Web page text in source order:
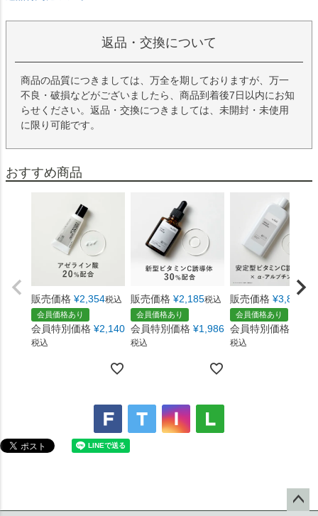
商品の品質につきましては、万全を期しておりますが、万一
に限り可能です。
おすすめ商品
販売価格 2,354
会員価格あり
会員特別価格 ¥2,140
税込
販売価格 ¥ 2,185
会員価格あり
税込
販売価格
会員価格あり
会員特別価格
税込
ジト